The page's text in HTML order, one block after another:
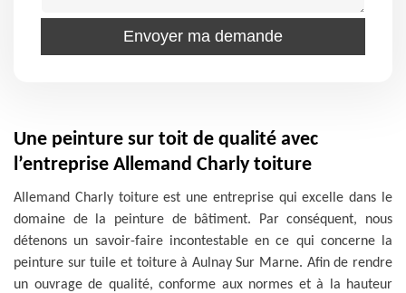
Une peinture sur toit de qualité avec
l’entreprise Allemand Charly toiture
Allemand Charly toiture est une entreprise qui excelle dans le
domaine de la peinture de bâtiment. Par conséquent, nous
détenons un savoir-faire incontestable en ce qui concerne la
peinture sur tuile et toiture à Aulnay Sur Marne. Afin de rendre
un ouvrage de qualité, conforme aux normes et à la hauteur